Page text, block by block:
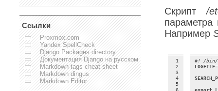
Ссылки
Proxmox.com
Yandex SpellCheck
Django Packages directory
Документация Django на русском
Markdown tags cheat sheet
Markdown dingus
Markdown Editor
Скрипт/
параметра
Например
1
2
3
4
5
6
#! /bin/
LOGFILE=
export